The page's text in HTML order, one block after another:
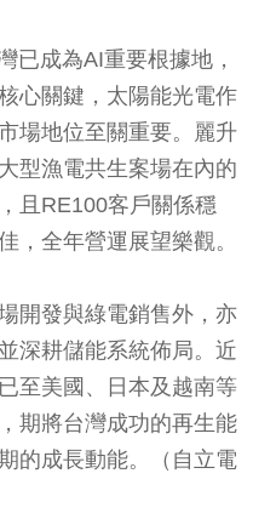
已成為AI重要根據地，
心關鍵，太陽能光電作
場地位至關重要。麗升
型漁電共生案場在內的
且RE100客戶關係穩
，全年營運展望樂觀。
開發與綠電銷售外，亦
深耕儲能系統佈局。近
至美國、日本及越南等
期將台灣成功的再生能
的成長動能。（自立電